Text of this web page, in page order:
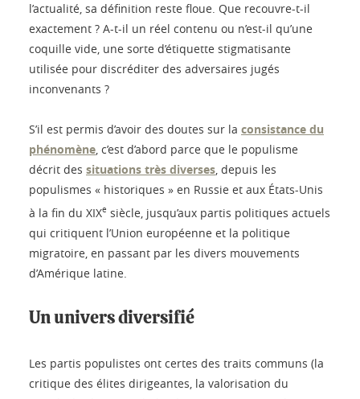
l’actualité, sa définition reste floue. Que recouvre-t-il
exactement ? A-t-il un réel contenu ou n’est-il qu’une
coquille vide, une sorte d’étiquette stigmatisante
utilisée pour discréditer des adversaires jugés
inconvenants ?
S’il est permis d’avoir des doutes sur la consistance du
phénomène, c’est d’abord parce que le populisme
décrit des situations très diverses, depuis les
populismes « historiques » en Russie et aux États-Unis
à la fin du XIXe siècle, jusqu’aux partis politiques actuels
qui critiquent l’Union européenne et la politique
migratoire, en passant par les divers mouvements
d’Amérique latine.
Un univers diversifié
Les partis populistes ont certes des traits communs (la
critique des élites dirigeantes, la valorisation du